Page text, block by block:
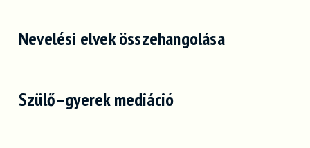
Nevelési elvek összehangolása
Szülő–gyerek mediáció